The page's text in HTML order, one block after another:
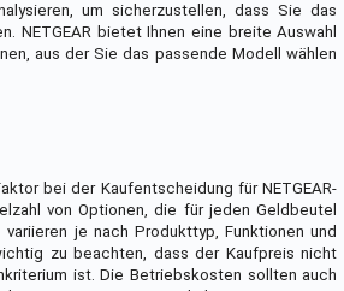
um sicherzustellen, dass Sie das
NETGEAR bietet Ihnen eine breite Auswahl
aus der Sie das passende Modell wählen
bei der Kaufentscheidung für NETGEAR-
von Optionen, die für jeden Geldbeutel
je nach Produkttyp, Funktionen und
zu beachten, dass der Kaufpreis nicht
ist. Die Betriebskosten sollten auch